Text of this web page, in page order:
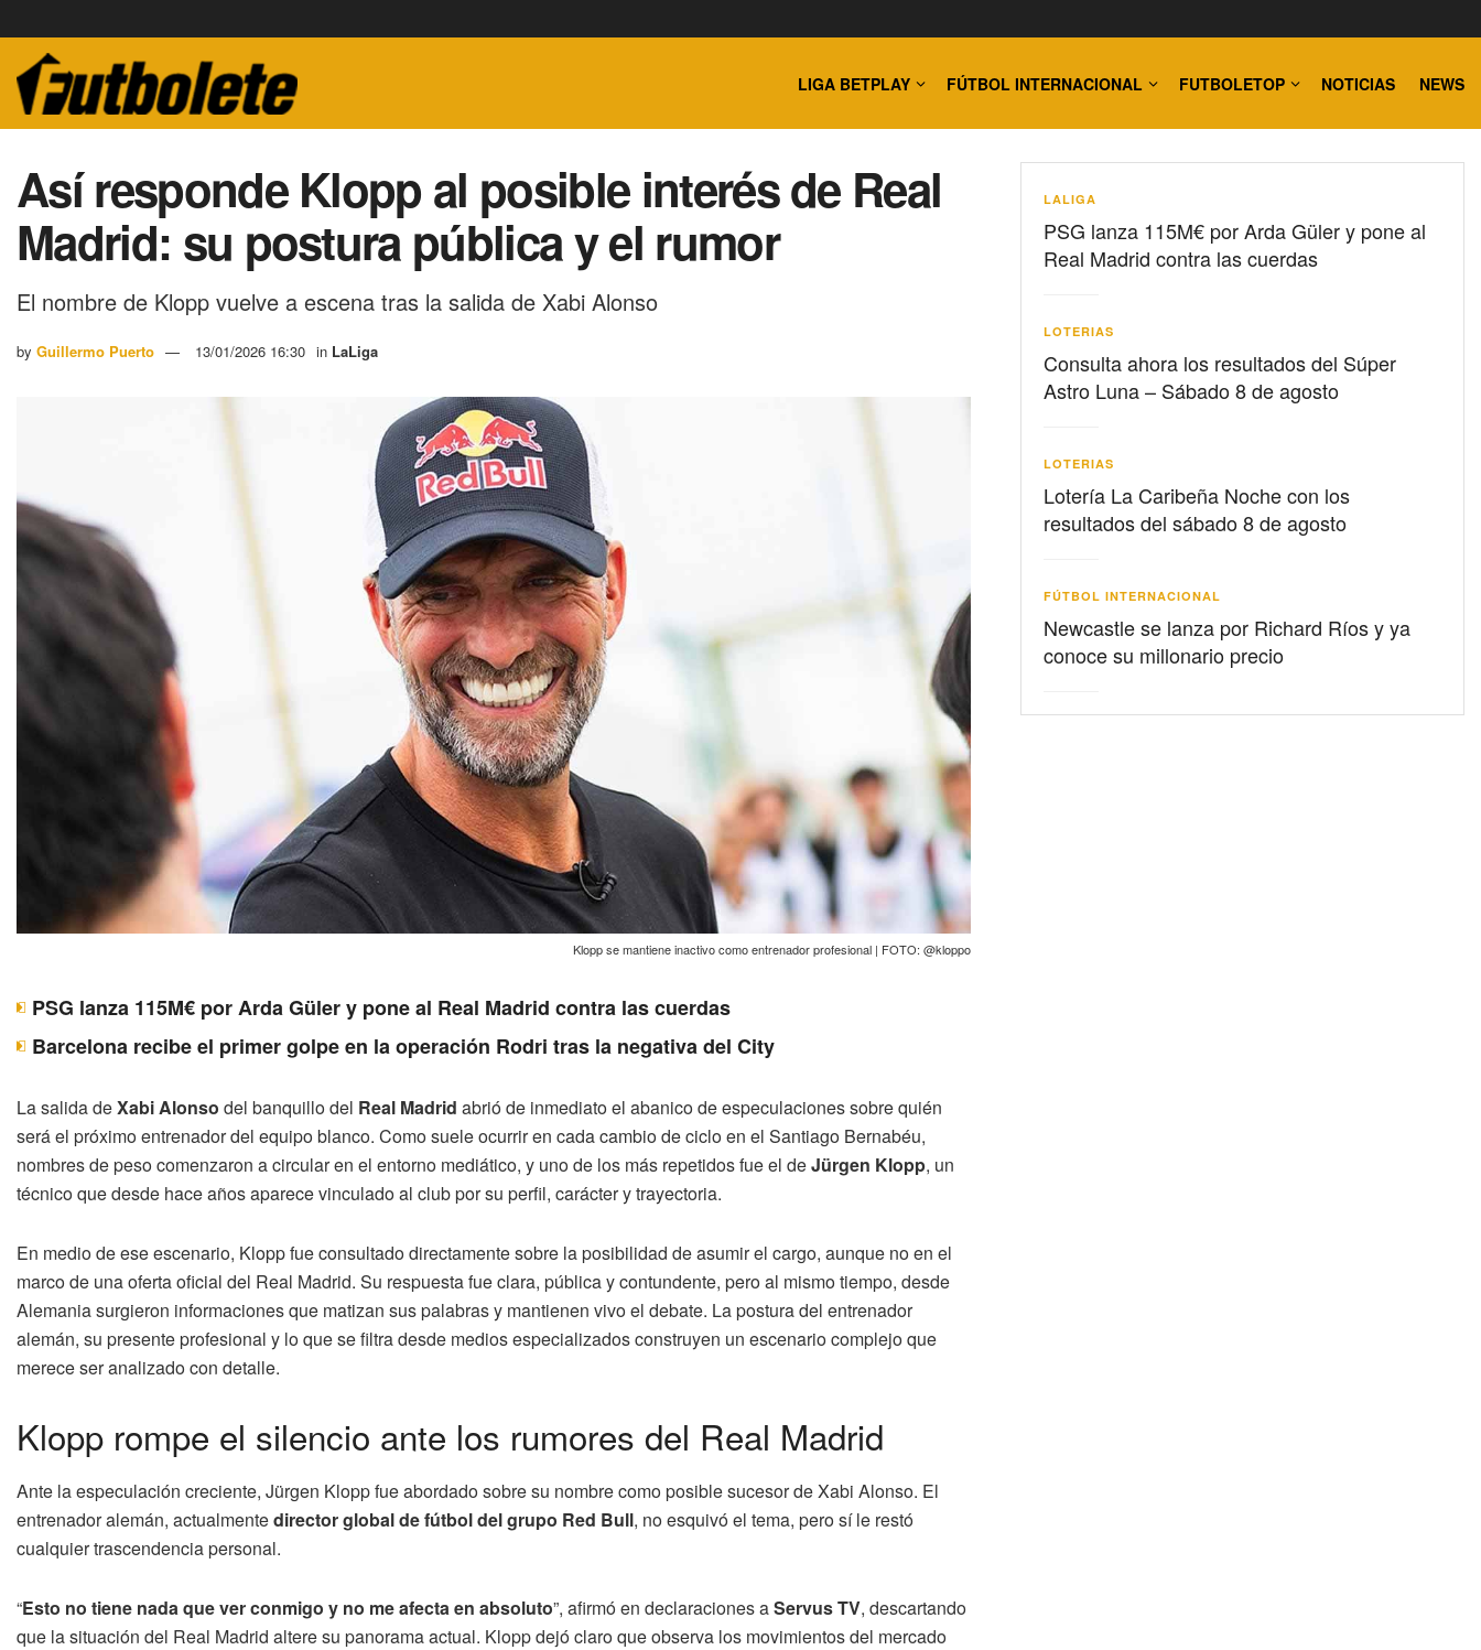
LIGA BETPLAY FÚTBOL INTERNACIONAL FUTBOLETOP NOTICIAS NEWS
Así responde Klopp al posible interés de Real
Madrid: su postura pública y el rumor
El nombre de Klopp vuelve a escena tras la salida de Xabi Alonso
by Guillermo Puerto 13/01/2026 16:30 in LaLiga
Klopp se mantiene inactivo como entrenador profesional | FOTO: @kloppo
PSG lanza 115M€ por Arda Güler y pone al Real Madrid contra las cuerdas
Barcelona recibe el primer golpe en la operación Rodri tras la negativa del City
La salida deXabi Alonso del banquillo del Real Madrid abrió de inmediato el abanico de especulaciones sobre quién
será el próximo entrenador del equipo blanco. Como suele ocurrir en cada cambio de ciclo en el Santiago Bernabéu,
nombres de peso comenzaron a circular en el entorno mediático, y uno de los más repetidos fue el deJürgen Klopp, un
técnico que desde hace años aparece vinculado al club por su perfil, carácter y trayectoria.
En medio de ese escenario, Klopp fue consultado directamente sobre la posibilidad de asumir el cargo, aunque no en el
marco de una oferta oficial del Real Madrid. Su respuesta fue clara, pública y contundente, pero al mismo tiempo, desde
Alemania surgieron informaciones que matizan sus palabras y mantienen vivo el debate. La postura del entrenador
alemán, su presente profesional y lo que se filtra desde medios especializados construyen un escenario complejo que
merece ser analizado con detalle.
Klopp rompe el silencio ante los rumores del Real Madrid
Ante la especulación creciente, Jürgen Klopp fue abordado sobre su nombre como posible sucesor de Xabi Alonso. El
entrenador alemán, actualmentedirector global de fútbol del grupo Red Bull, no esquivó el tema, pero sí le restó
cualquier trascendencia personal.
“Esto no tiene nada que ver conmigo y no me afecta en absoluto”, afirmó en declaraciones aServus TV, descartando
que la situación del Real Madrid altere su panorama actual. Klopp dejó claro que observa los movimientos del mercado
LALIGA
PSG lanza 115M€ por Arda Güler y pone al
Real Madrid contra las cuerdas
LOTERIAS
Consulta ahora los resultados del Súper
Astro Luna – Sábado 8 de agosto
LOTERIAS
Lotería La Caribeña Noche con los
resultados del sábado 8 de agosto
FÚTBOL INTERNACIONAL
Newcastle se lanza por Richard Ríos y ya
conoce su millonario precio